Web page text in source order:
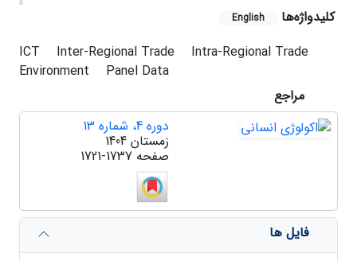
کلیدواژه‌ها English
ICT Inter-Regional Trade
Intra-Regional Trade
Environment
Panel Data
مراجع
دوره 4، شماره 13
زمستان 1404
صفحه 1721-1737
فایل ها